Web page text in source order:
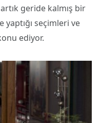
geride kalmış bir
seçimleri ve
ediyor.